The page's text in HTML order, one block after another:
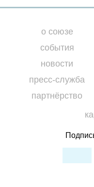
о союзе
события
новости
пресс-служба
партнёрство